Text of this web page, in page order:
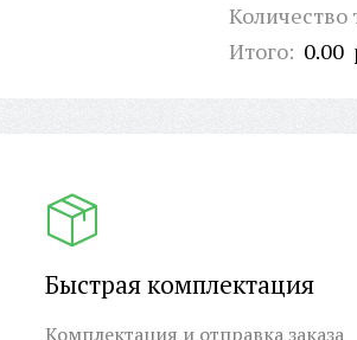
Количество
Итого: 0.00
Быстрая комплектация
Комплектация и отправка заказа